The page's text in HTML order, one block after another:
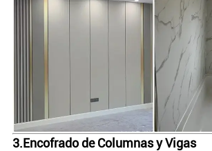
3.Encofrado de Columnas y Vigas